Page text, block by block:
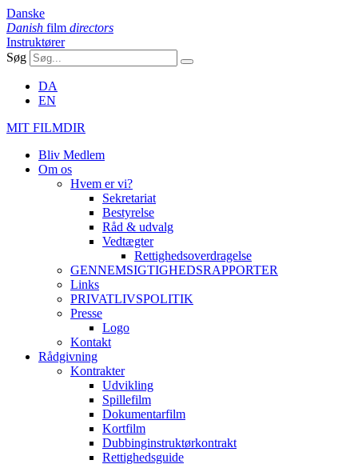
Danske
Danish film directors
Instruktører
Søg
DA
EN
MIT FILMDIR
Bliv Medlem
Om os
Hvem er vi?
Sekretariat
Bestyrelse
Råd & udvalg
Vedtægter
Rettighedsoverdragelse
GENNEMSIGTIGHEDSRAPPORTER
Links
PRIVATLIVSPOLITIK
Presse
Logo
Kontakt
Rådgivning
Kontrakter
Udvikling
Spillefilm
Dokumentarfilm
Kortfilm
Dubbinginstruktørkontrakt
Rettighedsguide